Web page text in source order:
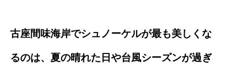
古座間味海岸でシュノーケルが最も美しくな
るのは、夏の晴れた日や台風シーズンが過ぎ